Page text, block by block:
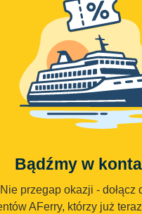
Bądźmy w
Nie przegap okazji - dołącz
AFerry, którzy już